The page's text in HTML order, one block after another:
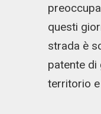
questi
strada è
patente di
territorio